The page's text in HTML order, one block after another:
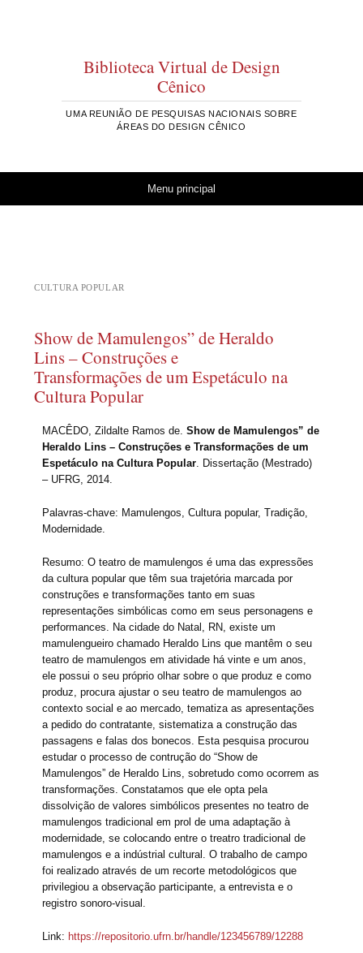
Biblioteca Virtual de Design
Cênico
UMA REUNIÃO DE PESQUISAS NACIONAIS SOBRE
ÁREAS DO DESIGN CÊNICO
Menu principal
CULTURA POPULAR
Show de Mamulengos” de Heraldo
Lins – Construções e
Transformações de um Espetáculo na
Cultura Popular
MACÊDO, Zildalte Ramos de.Show de Mamulengos” de
Heraldo Lins – Construções e Transformações de um
Espetáculo na Cultura Popular . Dissertação (Mestrado)
– UFRG, 2014.
Palavras-chave: Mamulengos, Cultura popular, Tradição,
Modernidade.
Resumo: O teatro de mamulengos é uma das expressões
da cultura popular que têm sua trajetória marcada por
construções e transformações tanto em suas
representações simbólicas como em seus personagens e
performances. Na cidade do Natal, RN, existe um
mamulengueiro chamado Heraldo Lins que mantêm o seu
teatro de mamulengos em atividade há vinte e um anos,
ele possui o seu próprio olhar sobre o que produz e como
produz, procura ajustar o seu teatro de mamulengos ao
contexto social e ao mercado, tematiza as apresentações
a pedido do contratante, sistematiza a construção das
passagens e falas dos bonecos. Esta pesquisa procurou
estudar o processo de contrução do “Show de
Mamulengos” de Heraldo Lins, sobretudo como ocorrem as
transformações. Constatamos que ele opta pela
dissolvição de valores simbólicos presentes no teatro de
mamulengos tradicional em prol de uma adaptação à
modernidade, se colocando entre o treatro tradicional de
mamulengos e a indústrial cultural. O trabalho de campo
foi realizado através de um recorte metodológicos que
privilegiou a observação participante, a entrevista e o
registro sonoro-visual.
Link: https://repositorio.ufrn.br/handle/123456789/12288